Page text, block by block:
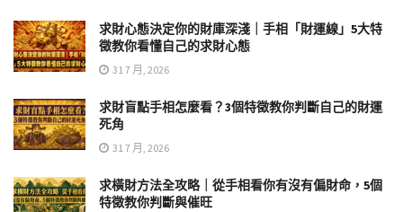
求財心態決定你的財庫深淺｜手相「財運線」5大特
徵教你看懂自己的求財心態
31 7 月, 2026
求財盲點手相怎麼看？3個特徵教你判斷自己的財運
死角
31 7 月, 2026
求橫財方法全攻略｜從手相看你有沒有偏財命，5個
特徵教你判斷與催旺